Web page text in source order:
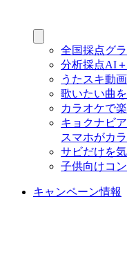
全国採点グ
分析採点AI＋
うたスキ動画
歌いたい曲
カラオケで
キョクナビ
スマホがカ
サビだけを
子供向けコ
キャンペーン情報